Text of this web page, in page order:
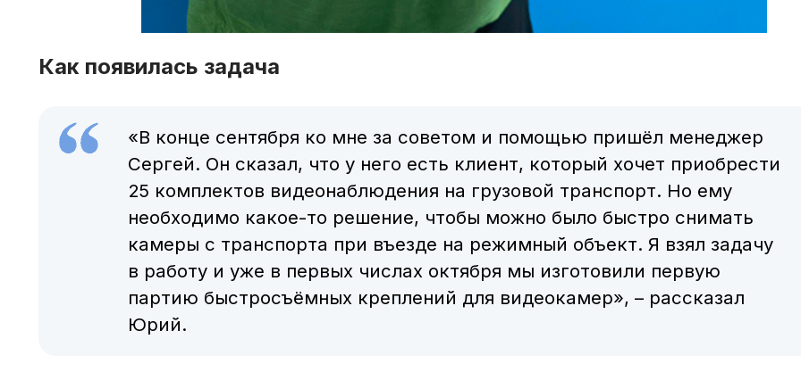
Как появилась задача
«В конце сентября ко мне за советом и помощью пришёл менеджер
Сергей. Он сказал, что у него есть клиент, который хочет приобрести
25 комплектов видеонаблюдения на грузовой транспорт. Но ему
необходимо какое-то решение, чтобы можно было быстро снимать
камеры с транспорта при въезде на режимный объект. Я взял задачу
в работу и уже в первых числах октября мы изготовили первую
партию быстросъёмных креплений для видеокамер», – рассказал
Юрий.